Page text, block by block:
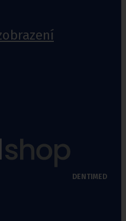
DENTIMED